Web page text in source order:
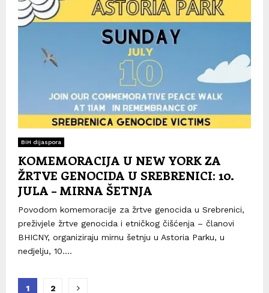
BiH dijaspora
KOMEMORACIJA U NEW YORK ZA
ŽRTVE GENOCIDA U SREBRENICI: 10.
JULA – MIRNA ŠETNJA
Povodom komemoracije za žrtve genocida u Srebrenici,
preživjele žrtve genocida i etničkog čišćenja – članovi
BHICNY, organiziraju mirnu šetnju u Astoria Parku, u
nedjelju, 10....
Posts
1 2